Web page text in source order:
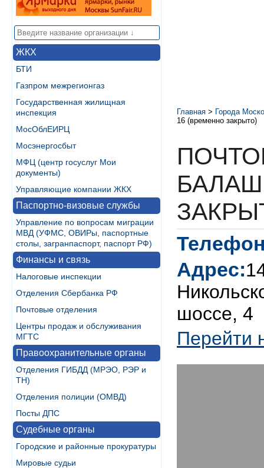
ЖКХ
БТИ
Газпром межрегионгаз
Государственная жилищная
инспекция
МосОблЕИРЦ
Мосэнергосбыт
МФЦ (центр госуслуг Мои
документы)
Управляющие компании ЖКХ
Паспортно-визовые службы
Управление по вопросам миграции
МВД (УФМС, ОВИРы, паспортные
столы, загранпаспорт, паспорт РФ)
Финансы и связь
Налоговые инспекции
Отделения Сбербанка РФ
Почтовые отделения
Центры продаж и обслуживания
МГТС
Правоохранительные органы
Отделения ГИБДД (МРЭО, РЭР и
ТН)
Отделения полиции (ОМВД)
Посты ДПС
Судебные органы
Городские и районные прокуратуры
Мировые судьи
Главная > Города
16 (временно закрыто)
Адрес:
шоссе, 4
Перейти